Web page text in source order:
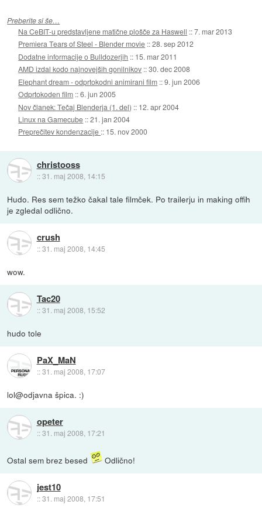
Preberite si še…
Na CeBIT-u predstavljene matične plošče za Haswell ::7. mar 2013
Premiera Tears of Steel - Blender movie ::28. sep 2012
Dodatne informacije o Bulldozerjih :: 15. mar 2011
AMD izdal kodo najnovejših gonilnikov ::30. dec 2008
Elephant dream - odprtokodni animirani film ::9. jun 2006
Odprtokoden film ::6. jun 2005
Nov članek: Tečaj Blenderja (1. del) :: 12. apr 2004
Linux na Gamecube ::21. jan 2004
Preprečitev kondenzacije :: 15. nov 2000
christooss
::31. maj 2008, 14:15
Hudo. Res sem težko čakal tale filmček. Po trailerju in making offih
je zgledal odlično.
crush
::31. maj 2008, 14:45
wow.
Tac20
::31. maj 2008, 15:52
hudo tole
PaX_MaN
::31. maj 2008, 17:07
lol@odjavna špica. :)
opeter
::31. maj 2008, 17:21
Ostal sem brez besed Odlično!
jest10
::31. maj 2008, 17:51